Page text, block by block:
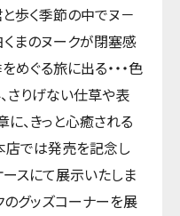
歩く季節の中でヌ－
くまのヌークが閉塞感
ぐる旅に出る・・・色
さりげない仕草や表
、きっと心癒される
店では発売を記念し
スにて展示いたしま
のグッズコーナーを展